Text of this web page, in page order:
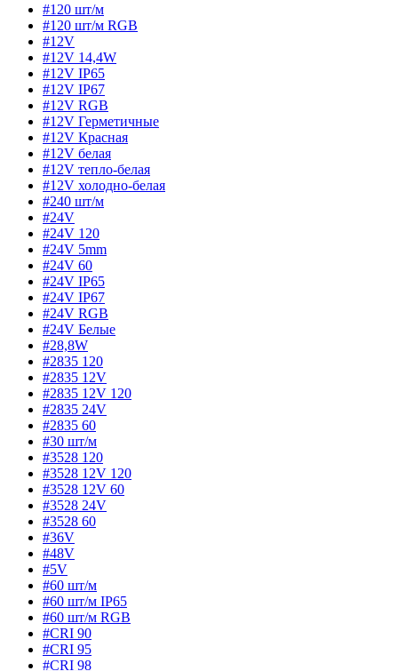
#120 шт/м
#120 шт/м RGB
#12V
#12V 14,4W
#12V IP65
#12V IP67
#12V RGB
#12V Герметичные
#12V Красная
#12V белая
#12V тепло-белая
#12V холодно-белая
#240 шт/м
#24V
#24V 120
#24V 5mm
#24V 60
#24V IP65
#24V IP67
#24V RGB
#24V Белые
#28,8W
#2835 120
#2835 12V
#2835 12V 120
#2835 24V
#2835 60
#30 шт/м
#3528 120
#3528 12V 120
#3528 12V 60
#3528 24V
#3528 60
#36V
#48V
#5V
#60 шт/м
#60 шт/м IP65
#60 шт/м RGB
#CRI 90
#CRI 95
#CRI 98